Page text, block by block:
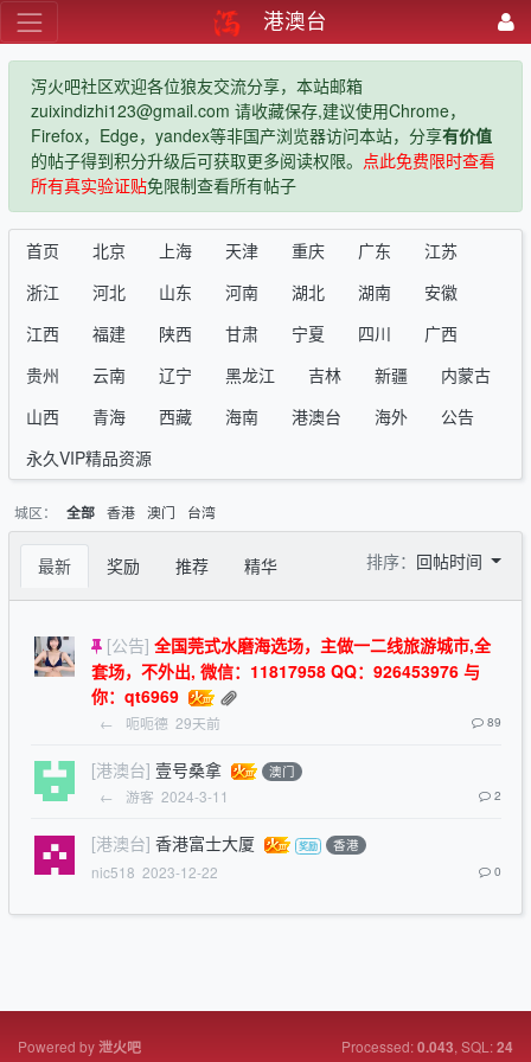
港澳台
泻火吧社区欢迎各位狼友交流分享，本站邮箱
zuixindizhi123@gmail.com 请收藏保存,建议使用Chrome，
Firefox，Edge，yandex等非国产浏览器访问本站，分享有价值
的帖子得到积分升级后可获取更多阅读权限。 点此免费限时查看
所有真实验证贴免限制查看所有帖子
首页 北京 上海 天津 重庆 广东
江苏
浙江
河北 山东 河南 湖北 湖南
安徽
江西
福建 陕西 甘肃 宁夏 四川
广西
贵州
云南 辽宁 黑龙江 吉林 新疆
内蒙古
山西
青海 西藏 海南 港澳台 海外
公告
永久VIP精品资源
城区： 全部 香港 澳门 台湾
最新 奖励 推荐 精华 排序： 回帖时间
[公告] 全国莞式水磨海选场，主做一二线旅游城市,全
套场，不外出, 微信：11817958 QQ：926453976 与
你：qt6969
← 呃呃德 29天前 89
[港澳台] 壹号桑拿 澳门
← 游客 2024-3-11 2
[港澳台] 香港富士大厦 香港
nic518 2023-12-22 0
Powered by泄火吧 Processed:0.043, SQL:24